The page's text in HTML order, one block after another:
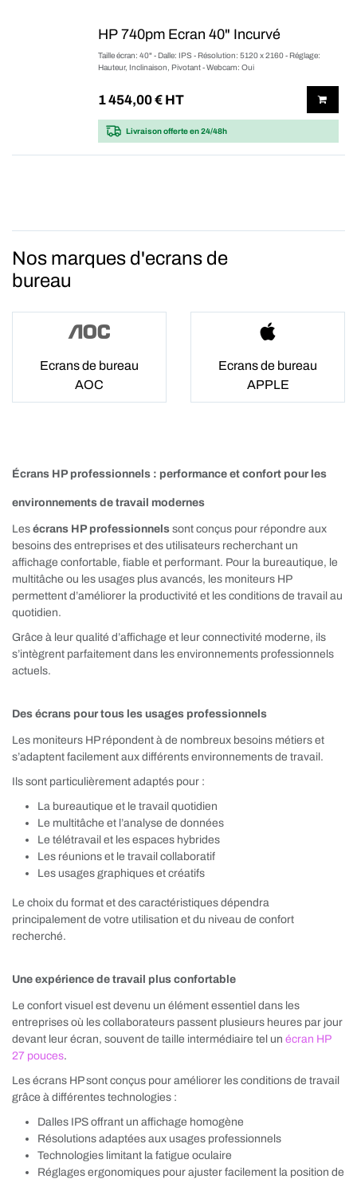
HP 740pm Ecran 40" Incurvé
Taille écran: 40" - Dalle: IPS - Résolution: 5120 x 2160 - Réglage:
Hauteur, Inclinaison, Pivotant - Webcam: Oui
1 454,00€ HT
Livraison offerteen 24/48h
Nos marques d'ecrans de
bureau
Ecrans de bureau
AOC
Ecrans de bureau
APPLE
Écrans HP professionnels : performance et confort pour les
environnements de travail modernes
Les écrans HP professionnels sont conçus pour répondre aux
besoins des entreprises et des utilisateurs recherchant un
affichage confortable, fiable et performant. Pour la bureautique, le
multitâche ou les usages plus avancés, les moniteurs HP
permettent d’améliorer la productivité et les conditions de travail au
quotidien.
Grâce à leur qualité d’affichage et leur connectivité moderne, ils
s’intègrent parfaitement dans les environnements professionnels
actuels.
Des écrans pour tous les usages professionnels
Les moniteurs HP répondent à de nombreux besoins métiers et
s’adaptent facilement aux différents environnements de travail.
Ils sont particulièrement adaptés pour :
La bureautique et le travail quotidien
Le multitâche et l’analyse de données
Le télétravail et les espaces hybrides
Les réunions et le travail collaboratif
Les usages graphiques et créatifs
Le choix du format et des caractéristiques dépendra
principalement de votre utilisation et du niveau de confort
recherché.
Une expérience de travail plus confortable
Le confort visuel est devenu un élément essentiel dans les
entreprises où les collaborateurs passent plusieurs heures par jour
devant leur écran, souvent de taille intermédiaire tel un écran HP
27 pouces.
Les écrans HP sont conçus pour améliorer les conditions de travail
grâce à différentes technologies :
Dalles IPS offrant un affichage homogène
Résolutions adaptées aux usages professionnels
Technologies limitant la fatigue oculaire
Réglages ergonomiques pour ajuster facilement la position de